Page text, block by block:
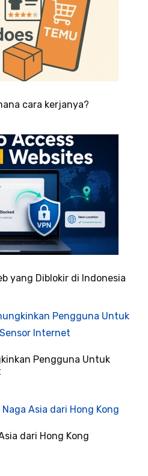
cara kerjanya?
yang Diblokir di Indonesia
Pengguna Untuk
dari Hong Kong